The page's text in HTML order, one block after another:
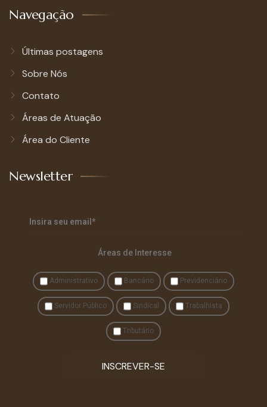
Navegação
Últimas postagens
Sobre Nós
Contato
Áreas de Atuação
Área do Cliente
Newsletter
Áreas de Interesse
Administrativo Bancário Previdenciário
Servidor Público Sindical Trabalhista
Tributário
INSCREVER-SE